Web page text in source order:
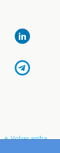
Volver arriba